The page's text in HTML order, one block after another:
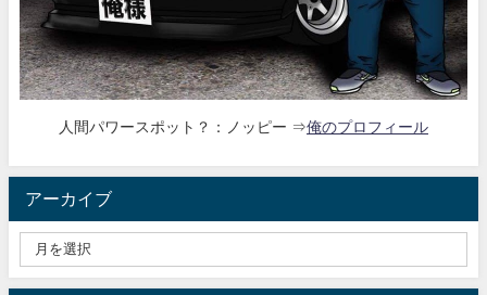
人間パワースポット？：ノッピー ⇒俺のプロフィール
アーカイブ